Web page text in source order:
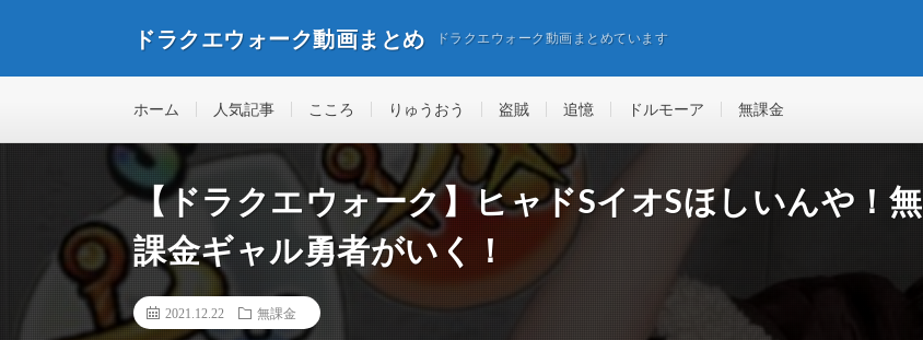
ドラクエウォーク動画まとめ ドラクエウォーク動画まとめています
ホーム 人気記事 こころ りゅうおう 盗賊 追憶 ドルモーア 無課金
【ドラクエウォーク】ヒャドSイオSほしいんや！無
課金ギャル勇者がいく！
2021.12.22 無課金